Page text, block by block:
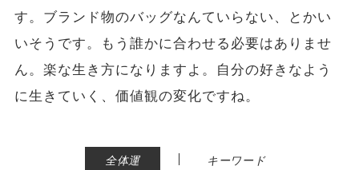
す。ブランド物のバッグなんていらない、とかい
いそうです。もう誰かに合わせる必要はありませ
ん。楽な生き方になりますよ。自分の好きなよう
に生きていく、価値観の変化ですね。
全体運 | キーワード